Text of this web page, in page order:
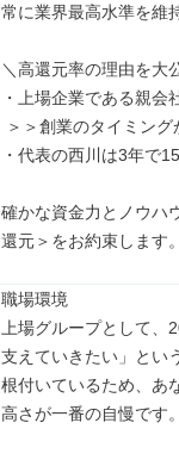
常に業界最高水準を維
＼高還元率の理由を大
・上場企業である親
・代表の西川は3年で
確かな資金力とノウハ
還元＞をお約束します。
職場環境
上場グループとして
支えていきたい」とい
根付いているため、あ
高さが一番の自慢です。